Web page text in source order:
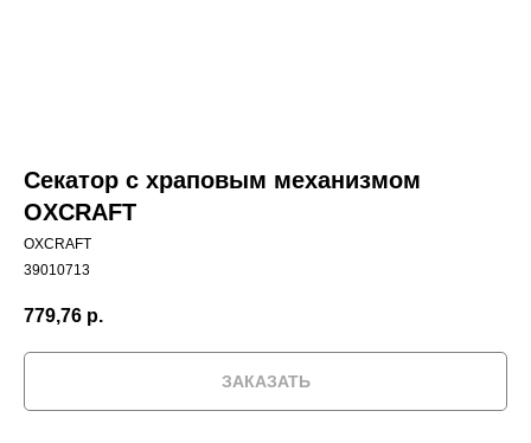
Секатор с храповым механизмом
OXCRAFT
OXCRAFT
39010713
779,76 р.
ЗАКАЗАТЬ